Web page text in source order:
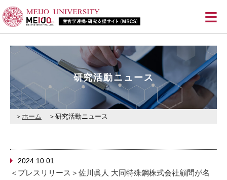
≡
研究活動ニュース
ホーム 研究活動ニュース
2024.10.01
＜プレスリリース＞佐川眞人 大同特殊鋼株式会社顧問が名